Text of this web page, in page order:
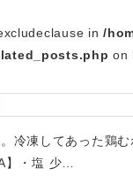
in/
on
冷凍してあった鶏
】・塩 少…